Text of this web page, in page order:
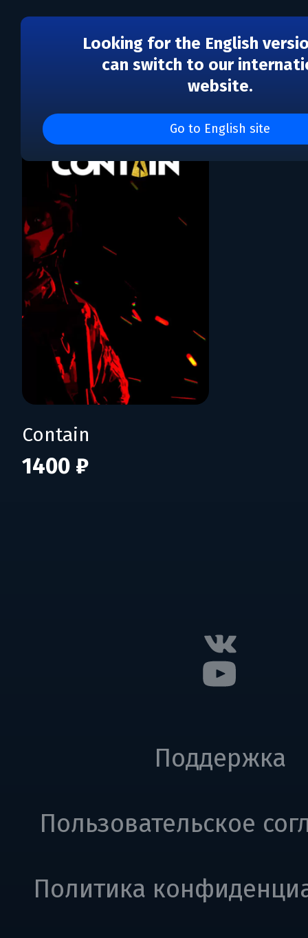
Looking for the English
can switch to our
website.
Go to English site
Каталог игр SinginGiant
Contain
1400 ₽
Поддержка
Пользовательское
Политика